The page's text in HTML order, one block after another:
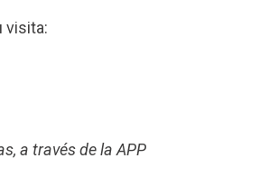
visita:
a través de la APP